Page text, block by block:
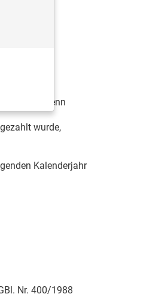
bilden, wenn
wurde,
Kalenderjahr
Nr. 400/1988